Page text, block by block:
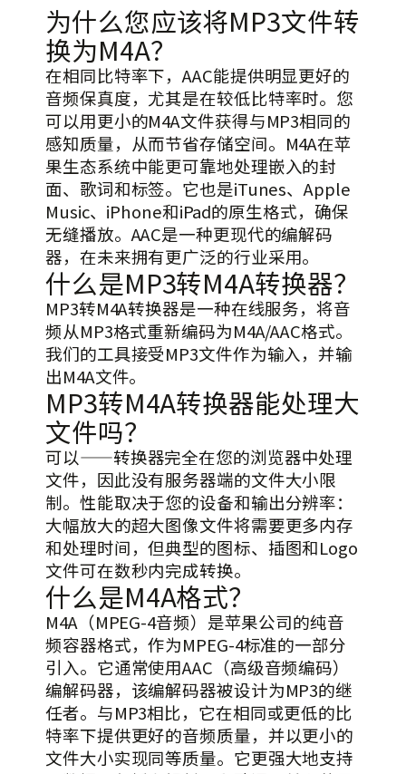
跳
至
内
容
为什么您应该将MP3文件转
换为M4A？
在相同比特率下，AAC能提供明显更好的
音频保真度，尤其是在较低比特率时。您
可以用更小的M4A文件获得与MP3相同的
感知质量，从而节省存储空间。M4A在苹
果生态系统中能更可靠地处理嵌入的封
面、歌词和标签。它也是iTunes、Apple
Music、iPhone和iPad的原生格式，确保
无缝播放。AAC是一种更现代的编解码
器，在未来拥有更广泛的行业采用。
什么是MP3转M4A转换器？
MP3转M4A转换器是一种在线服务，将音
频从MP3格式重新编码为M4A/AAC格式。
我们的工具接受MP3文件作为输入，并输
出M4A文件。
MP3转M4A转换器能处理大
文件吗？
可以——转换器完全在您的浏览器中处理
文件，因此没有服务器端的文件大小限
制。性能取决于您的设备和输出分辨率：
大幅放大的超大图像文件将需要更多内存
和处理时间，但典型的图标、插图和Logo
文件可在数秒内完成转换。
什么是M4A格式？
M4A（MPEG-4音频）是苹果公司的纯音
频容器格式，作为MPEG-4标准的一部分
引入。它通常使用AAC（高级音频编码）
编解码器，该编解码器被设计为MP3的继
任者。与MP3相比，它在相同或更低的比
特率下提供更好的音频质量，并以更小的
文件大小实现同等质量。它更强大地支持